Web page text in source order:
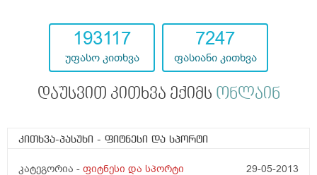
193117
უფასო კითხვა
7247
ფასიანი კითხვა
დაუსვით კითხვა ექიმს ონლაინ
კითხვა-პასუხი - ფიტნესი და სპორტი
კატეგორია - ფიტნესი და სპორტი 29-05-2013